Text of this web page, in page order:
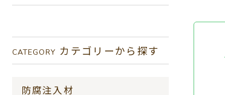
CATEGORY カテゴリーから探す
防腐注入材